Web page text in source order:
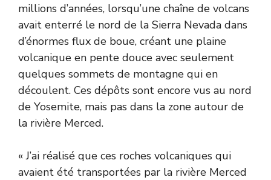
millions d’années, lorsqu’une chaîne de volcans
avait enterré le nord de la Sierra Nevada dans
d’énormes flux de boue, créant une plaine
volcanique en pente douce avec seulement
quelques sommets de montagne qui en
découlent. Ces dépôts sont encore vus au nord
de Yosemite, mais pas dans la zone autour de
la rivière Merced.
« J’ai réalisé que ces roches volcaniques qui
avaient été transportées par la rivière Merced